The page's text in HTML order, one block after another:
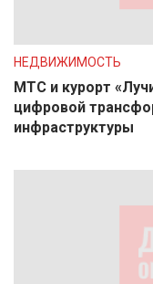
НЕДВИЖИМОСТЬ
МТС и курорт
цифровой
инфраструктуры